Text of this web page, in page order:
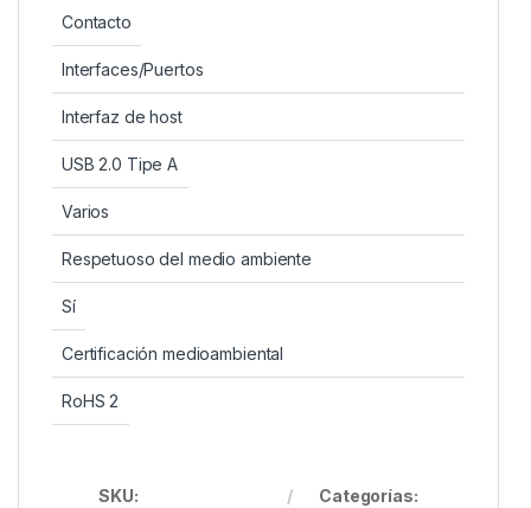
Contacto
Interfaces/Puertos
Interfaz de host
USB 2.0 Tipe A
Varios
Respetuoso del medio ambiente
Sí
Certificación medioambiental
RoHS 2
SKU:
Categorías: